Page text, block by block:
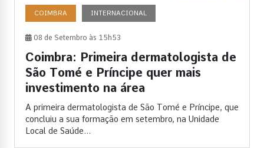
COIMBRA INTERNACIONAL
08 de Setembro às 15h53
Coimbra: Primeira dermatologista de
São Tomé e Príncipe quer mais
investimento na área
A primeira dermatologista de São Tomé e Príncipe, que
concluiu a sua formação em setembro, na Unidade
Local de Saúde...